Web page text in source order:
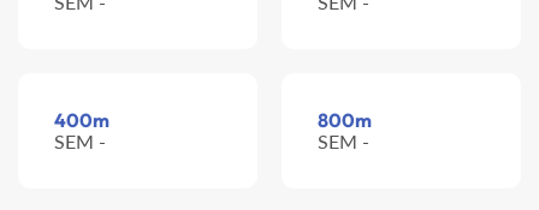
400m
SEM -
800m
SEM -